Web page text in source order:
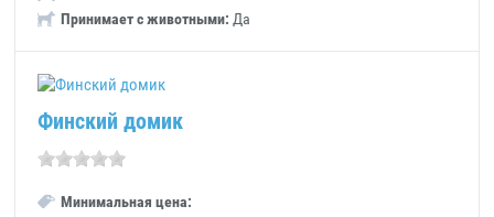
Принимает с животными: Да
Финский домик
Минимальная цена: